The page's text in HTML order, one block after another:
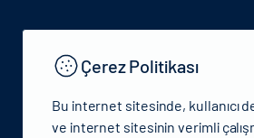
Çerez Politikası
Bu internet sitesinde, kullanıcı
ve internet sitesinin verimli